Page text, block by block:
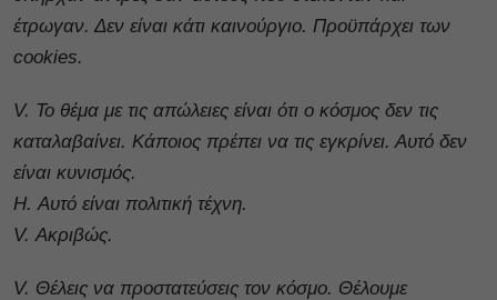
έτρωγαν. Δεν είναι κάτι καινούργιο. Προϋπάρχει των
cookies.
V. Το θέμα με τις απώλειες είναι ότι ο κόσμος δεν τις
καταλαβαίνει. Κάποιος πρέπει να τις εγκρίνει. Αυτό δεν
είναι κυνισμός.
H. Αυτό είναι πολιτική τέχνη.
V. Ακριβώς.
V. Θέλεις να προστατεύσεις τον κόσμο. Θέλουμε